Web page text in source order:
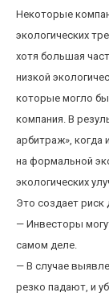
Некоторые
экологических
хотя большая
низкой
которые могло бы
компания. В
арбитраж», когда
на формальной
экологических
Это создает риск
— Инвесторы
самом деле.
— В случае
резко падают, и